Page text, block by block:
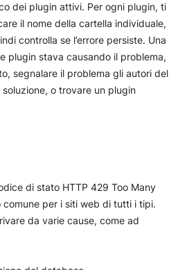
dei plugin attivi. Per ogni plugin, ti
il nome della cartella individuale,
controlla se l’errore persiste. Una
plugin stava causando il problema,
segnalare il problema gli autori del
o trovare un plugin
di stato HTTP 429 Too Many
comune per i siti web di tutti i tipi.
da varie cause, come ad